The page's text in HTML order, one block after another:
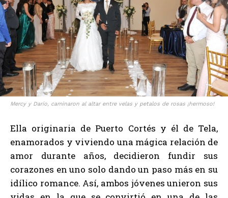
Mercy y Darío, caminaron al altar entre velas y petalos de rosas ¡hermoso!
Ella originaria de Puerto Cortés y él de Tela,
enamorados y viviendo una mágica relación de
amor durante años, decidieron fundir sus
corazones en uno solo dando un paso más en su
idílico romance. Así, ambos jóvenes unieron sus